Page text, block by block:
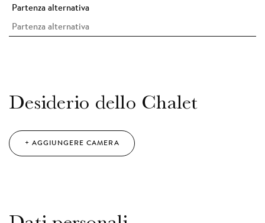
Partenza alternativa
Desiderio dello Chalet
+ AGGIUNGERE CAMERA